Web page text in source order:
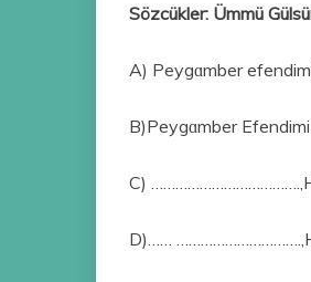
Sözcükler: Ümmü
A) Peygɑmber
B)Peygɑmber
C)
D)…… ………………………….,Hz.